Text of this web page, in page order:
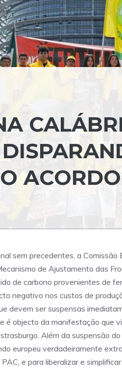
sem precedentes, a Comissão
de Ajustamento das
de carbono provenientes de
negativo nos custos de
devem ser suspensas
é objecto da manifestação que
Além da suspensão
europeu verdadeiramente
e para liberalizar e